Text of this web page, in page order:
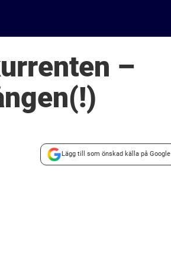
–
Lägg till som önskad källa på Google